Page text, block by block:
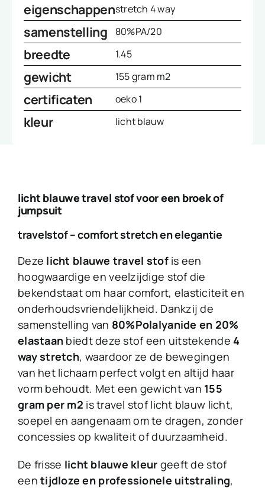
eigenschappenstretch 4 way
samenstelling 80%PA/20
breedte 1.45
gewicht 155 gram m2
certificaten oeko 1
kleur licht blauw
licht blauwe travel stof voor een broek of
jumpsuit
travelstof – comfort stretch en elegantie
Deze licht blauwe travel stofis een
hoogwaardige en veelzijdige stof die
bekendstaat om haar comfort, elasticiteit en
onderhoudsvriendelijkheid. Dankzij de
samenstelling van 80%Polalyanide en 20%
elastaan biedt deze stof een uitstekende 4
way stretch, waardoor ze de bewegingen
van het lichaam perfect volgt en altijd haar
vorm behoudt. Met een gewicht van 155
gram per m2 is travel stof licht blauw licht,
soepel en aangenaam om te dragen, zonder
concessies op kwaliteit of duurzaamheid.
De frisse licht blauwe kleur geeft de stof
een tijdloze en professionele uitstraling,